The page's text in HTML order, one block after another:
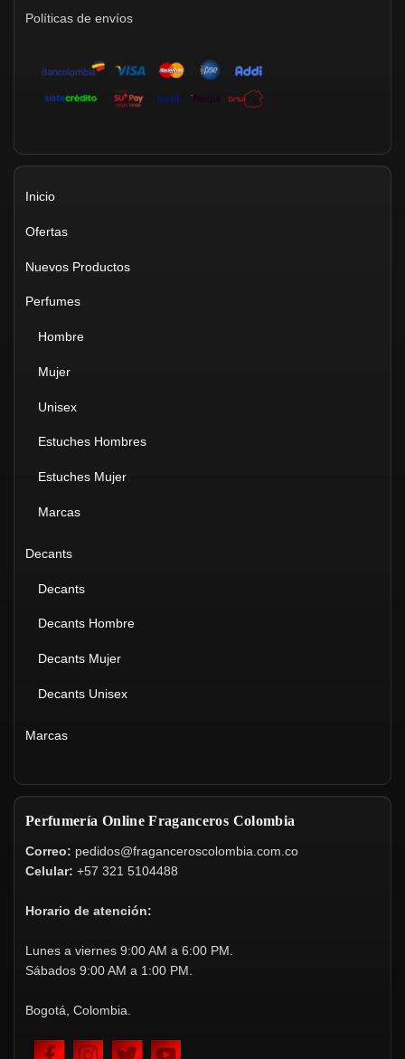
Políticas de envíos
Inicio
Ofertas
Nuevos Productos
Perfumes
Hombre
Mujer
Unisex
Estuches Hombres
Estuches Mujer
Marcas
Decants
Decants
Decants Hombre
Decants Mujer
Decants Unisex
Marcas
Perfumería Online Fraganceros Colombia
Correo: pedidos@fraganceroscolombia.com.co
Celular: +57 321 5104488
Horario de atención:
Lunes a viernes 9:00 AM a 6:00 PM.
Sábados 9:00 AM a 1:00 PM.
Bogotá, Colombia.